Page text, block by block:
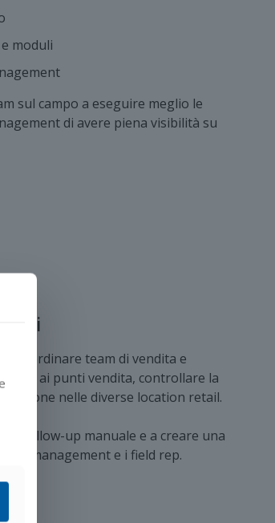
moduli
sul campo a eseguire meglio le
di avere piena visibilità su
coordinare team di vendita e
ai punti vendita, controllare la
nelle diverse location retail.
il follow-up manuale e a creare una
di management e i field rep.